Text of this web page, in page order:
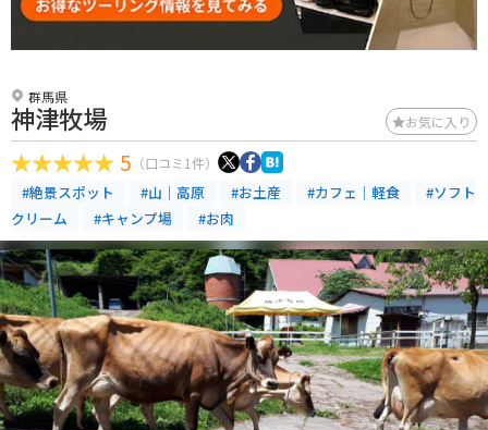
群馬県
神津牧場 お気に入り
5 （口コミ1件）
#絶景スポット #山｜高原 #お土産 #カフェ｜軽食
#ソフト
クリーム
#キャンプ場 #お肉